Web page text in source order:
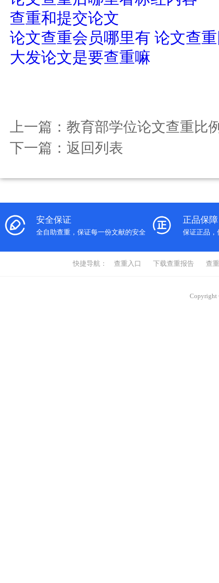
查重和提交论文
论文查重会员哪里有 论文查
大发论文是要查重嘛
上一篇： 教育部学位论文查重比
下一篇： 返回列表
安全保证
全自助查重，保证每一份文献的安全
正品保障
保证正品，
快捷导航： 查重入口 下载查重报告 查
Copyright